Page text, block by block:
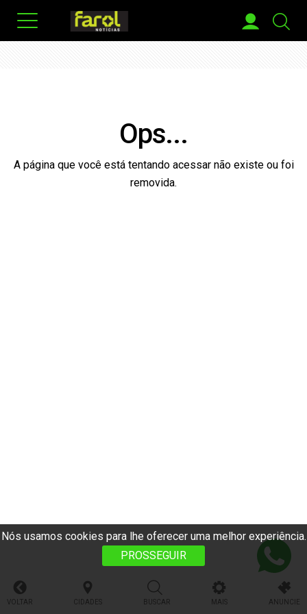
Nós usamos cookies para lhe oferecer uma melhor experiência.
PROSSEGUIR
Ops...
A página que você está tentando acessar não existe ou foi
removida.
VOLTAR CIDADES BUSCAR MAIS ANUNCIE